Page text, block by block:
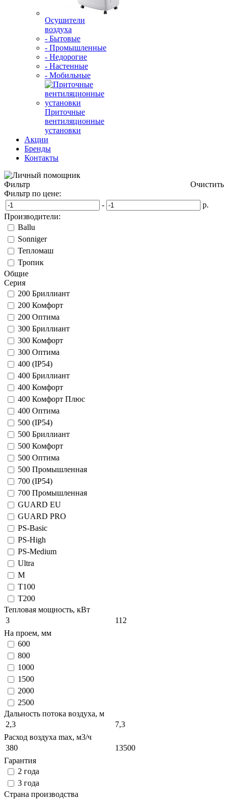
Осушители
воздуха
- Бытовые
- Промышленные
- Недорогие
- Настенные
- Мобильные
Приточные
вентиляционные
установки
Акции
Бренды
Контакты
Фильтр
Очистить
Фильтр по цене:
-
р.
Производители:
Ballu
Sonniger
Тепломаш
Тропик
Общие
Серия
200 Бриллиант
200 Комфорт
200 Оптима
300 Бриллиант
300 Комфорт
300 Оптима
400 (IP54)
400 Бриллиант
400 Комфорт
400 Комфорт Плюс
400 Оптима
500 (IP54)
500 Бриллиант
500 Комфорт
500 Оптима
500 Промышленная
700 (IP54)
700 Промышленная
GUARD EU
GUARD PRO
PS-Basic
PS-High
PS-Medium
Ultra
М
Т100
Т200
Тепловая мощность, кВт
3
112
На проем, мм
600
800
1000
1500
2000
2500
Дальность потока воздуха, м
2,3
7,3
Расход воздуха max, м3/ч
380
13500
Гарантия
2 года
3 года
Страна производства